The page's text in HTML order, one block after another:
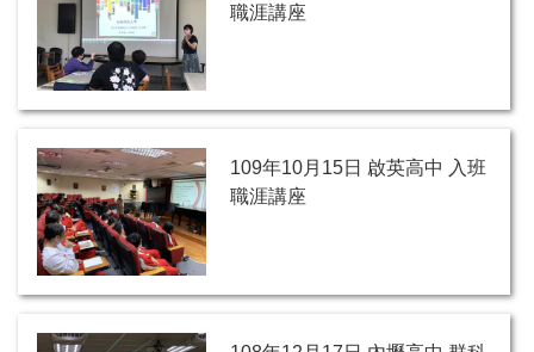
職涯講座
109年10月15日 啟英高中 入班
職涯講座